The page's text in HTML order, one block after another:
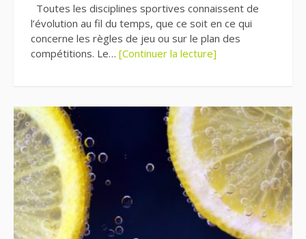
Toutes les disciplines sportives connaissent de
l’évolution au fil du temps, que ce soit en ce qui
concerne les règles de jeu ou sur le plan des
compétitions. Le… [Continuer la lecture]